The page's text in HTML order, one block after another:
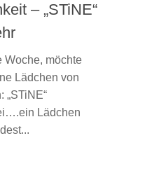
– „STiNE“
Woche, möchte
Lädchen von
„STiNE“
Lädchen